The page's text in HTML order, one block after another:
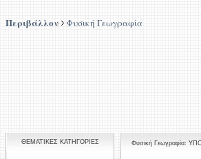
Περιβάλλον Φυσική Γεωγραφία
ΘΕΜΑΤΙΚΕΣ ΚΑΤΗΓΟΡΙΕΣ Φυσική Γεωγραφία: